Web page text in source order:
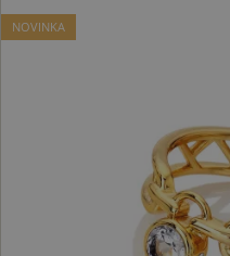
NOVINKA